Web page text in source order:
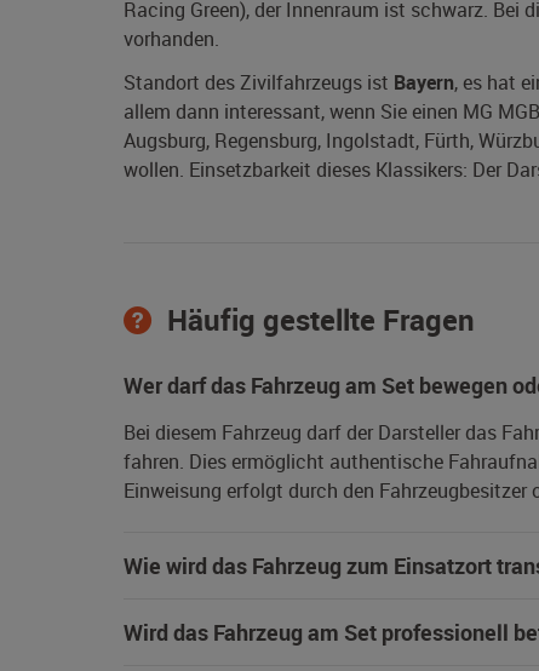
Racing Green), der Innenraum ist schwarz. Bei
vorhanden.
Standort des Zivilfahrzeugs ist Bayern, es hat
allem dann interessant, wenn Sie einen MG
Augsburg, Regensburg, Ingolstadt, Fürth,
wollen. Einsetzbarkeit dieses Klassikers: Der
Häufig gestellte Fragen
Wer darf das Fahrzeug am Set bewegen
Bei diesem Fahrzeug darf der Darsteller das
fahren. Dies ermöglicht authentische
Einweisung erfolgt durch den Fahrzeugbesitzer
Wie wird das Fahrzeug zum Einsatzort
Wird das Fahrzeug am Set professionell